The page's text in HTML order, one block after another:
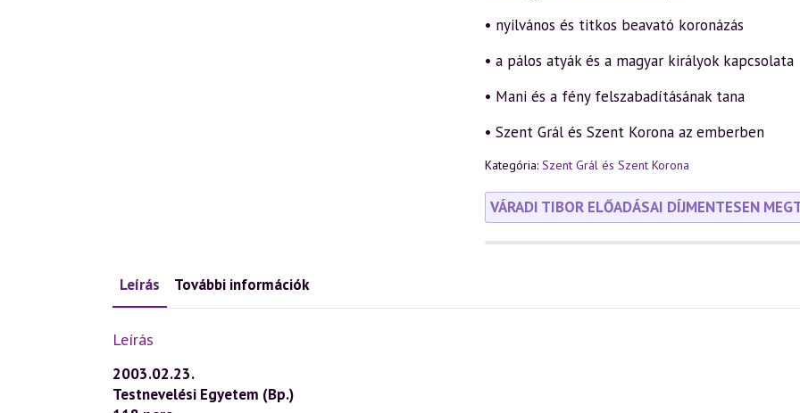
• nyilvános és titkos beavató koronázás
• a pálos atyák és a magyar királyok kapcsolata
• Mani és a fény felszabadításának tana
• Szent Grál és Szent Korona az emberben
Kategória: Szent Grál és Szent Korona
VÁRADI TIBOR ELŐADÁSAI DÍJMENTESEN
Leírás További információk
Leírás
2003.02.23.
Testnevelési Egyetem (Bp.)